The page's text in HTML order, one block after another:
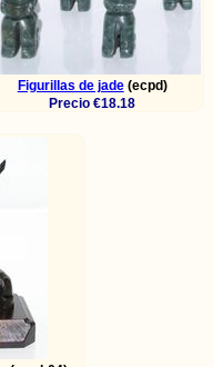
Figurillas de jade(ecpd)
Precio €18.18